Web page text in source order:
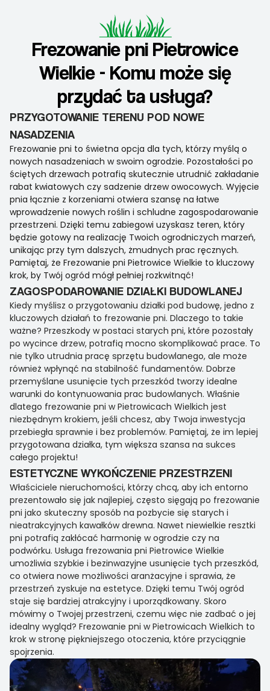
Frezowanie pni Pietrowice
Wielkie - Komu może się
przydać ta usługa?
PRZYGOTOWANIE TERENU POD NOWE
NASADZENIA
Frezowanie pni to świetna opcja dla tych, którzy myślą o
nowych nasadzeniach w swoim ogrodzie. Pozostałości po
ściętych drzewach potrafią skutecznie utrudnić zakładanie
rabat kwiatowych czy sadzenie drzew owocowych. Wyjęcie
pnia łącznie z korzeniami otwiera szansę na łatwe
wprowadzenie nowych roślin i schludne zagospodarowanie
przestrzeni. Dzięki temu zabiegowi uzyskasz teren, który
będzie gotowy na realizację Twoich ogrodniczych marzeń,
unikając przy tym dalszych, żmudnych prac ręcznych.
Pamiętaj, że Frezowanie pni Pietrowice Wielkie to kluczowy
krok, by Twój ogród mógł pełniej rozkwitnąć!
ZAGOSPODAROWANIE DZIAŁKI BUDOWLANEJ
Kiedy myślisz o przygotowaniu działki pod budowę, jedno z
kluczowych działań to frezowanie pni. Dlaczego to takie
ważne? Przeszkody w postaci starych pni, które pozostały
po wycince drzew, potrafią mocno skomplikować prace. To
nie tylko utrudnia pracę sprzętu budowlanego, ale może
również wpłynąć na stabilność fundamentów. Dobrze
przemyślane usunięcie tych przeszkód tworzy idealne
warunki do kontynuowania prac budowlanych. Właśnie
dlatego frezowanie pni w Pietrowicach Wielkich jest
niezbędnym krokiem, jeśli chcesz, aby Twoja inwestycja
przebiegła sprawnie i bez problemów. Pamiętaj, że im lepiej
przygotowana działka, tym większa szansa na sukces
całego projektu!
ESTETYCZNE WYKOŃCZENIE PRZESTRZENI
Właściciele nieruchomości, którzy chcą, aby ich entorno
prezentowało się jak najlepiej, często sięgają po frezowanie
pni jako skuteczny sposób na pozbycie się starych i
nieatrakcyjnych kawałków drewna. Nawet niewielkie resztki
pni potrafią zakłócać harmonię w ogrodzie czy na
podwórku. Usługa frezowania pni Pietrowice Wielkie
umożliwia szybkie i bezinwazyjne usunięcie tych przeszkód,
co otwiera nowe możliwości aranżacyjne i sprawia, że
przestrzeń zyskuje na estetyce. Dzięki temu Twój ogród
staje się bardziej atrakcyjny i uporządkowany. Skoro
mówimy o Twojej przestrzeni, czemu więc nie zadbać o jej
idealny wygląd? Frezowanie pni w Pietrowicach Wielkich to
krok w stronę piękniejszego otoczenia, które przyciągnie
spojrzenia.